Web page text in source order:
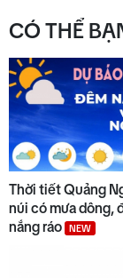
CÓ THỂ
Thời tiết Quảng
núi có mưa dông,
nắng ráo
NEW